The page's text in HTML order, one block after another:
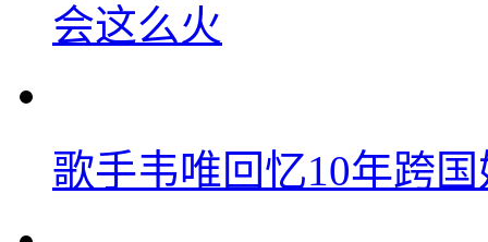
会这么火
歌手韦唯回忆10年跨